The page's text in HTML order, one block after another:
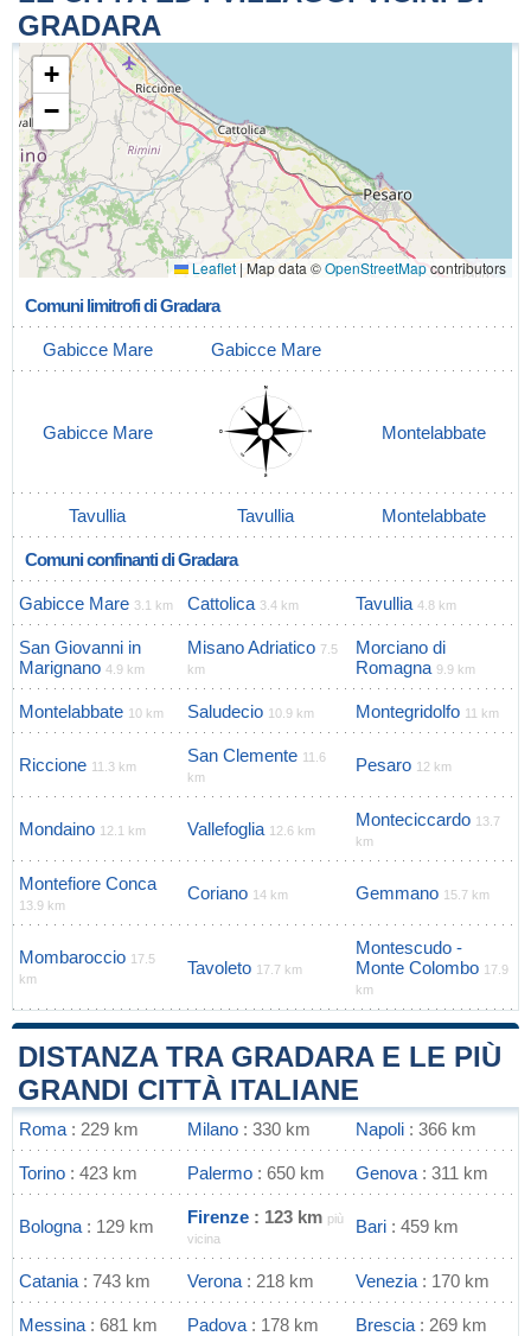
GRADARA
+
−
Leaflet | Map data ©OpenStreetMapcontributors
Comuni limitrofi di Gradara
Gabicce Mare Gabicce Mare
Gabicce Mare Montelabbate
Tavullia Tavullia Montelabbate
Comuni confinanti di Gradara
Gabicce Mare 3.1 km Cattolica 3.4 km Tavullia 4.8 km
San Giovanni in
Marignano 4.9 km
Misano Adriatico 7.5
km
Morciano di
Romagna 9.9 km
Montelabbate 10 km Saludecio 10.9 km Montegridolfo 11 km
Riccione 11.3 km
San Clemente 11.6
km
Pesaro 12 km
Mondaino 12.1 km Vallefoglia 12.6 km
Monteciccardo 13.7
km
Montefiore Conca
13.9 km
Coriano 14 km Gemmano 15.7 km
Mombaroccio 17.5
km
Tavoleto 17.7 km
Montescudo -
Monte Colombo 17.9
km
DISTANZA TRA GRADARA E LE PIÙ
GRANDI CITTÀ ITALIANE
Roma : 229 km Milano : 330 km Napoli : 366 km
Torino : 423 km Palermo : 650 km Genova : 311 km
Bologna : 129 km Firenze : 123 km più
vicina
Bari : 459 km
Catania : 743 km Verona : 218 km Venezia : 170 km
Messina : 681 km Padova : 178 km Brescia : 269 km